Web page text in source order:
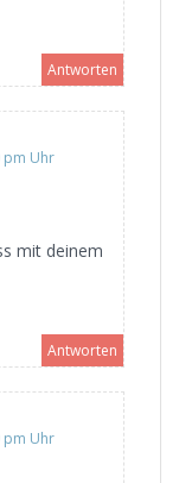
Antworten
pm Uhr
mit deinem
Antworten
pm Uhr